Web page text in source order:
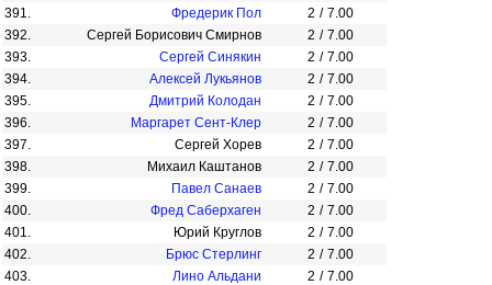
391.
Фредерик Пол 2 / 7.00
392.
Сергей Борисович Смирнов 2 / 7.00
393.
Сергей Синякин 2 / 7.00
394.
Алексей Лукьянов 2 / 7.00
395.
Дмитрий Колодан 2 / 7.00
396.
Маргарет Сент-Клер 2 / 7.00
397.
Сергей Хорев 2 / 7.00
398.
Михаил Каштанов 2 / 7.00
399.
Павел Санаев 2 / 7.00
400.
Фред Саберхаген 2 / 7.00
401.
Юрий Круглов 2 / 7.00
402.
Брюс Стерлинг 2 / 7.00
403.
Лино Альдани 2 / 7.00